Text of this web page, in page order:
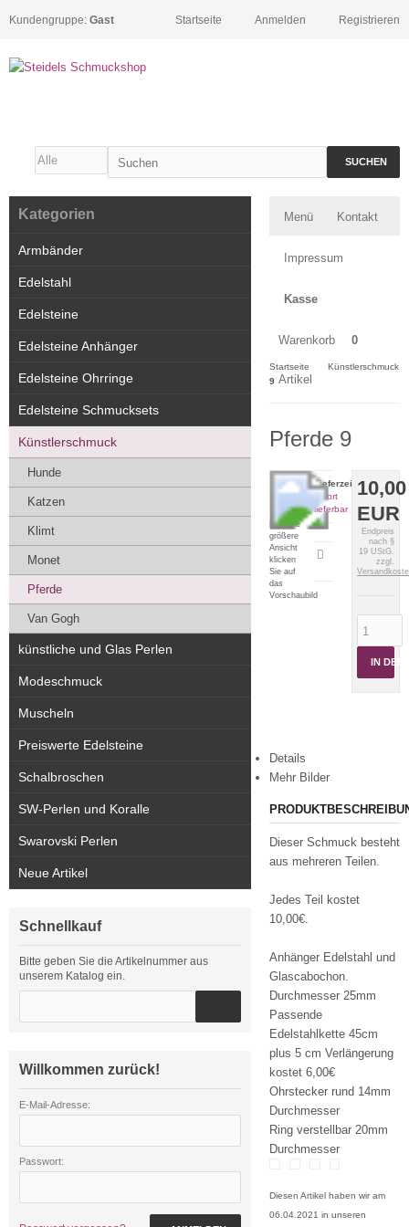
Kundengruppe: Gast Registrieren
Anmelden
Startseite
SUCHEN
Menü Kontakt
Impressum
Kasse
Warenkorb 0
Artikel
Startseite
Künstlerschmuck
9
Pferde 9
Für eine
größere
Ansicht
klicken
Sie auf
das
Vorschaubild
10,00
EUR
Endpreis
nach §
19 UStG.
zzgl.
IN DEN
Lieferzeit:
sofort
lieferbar
Artikeldatenblatt
drucken
Details
Mehr Bilder
Dieser Schmuck besteht
aus mehreren Teilen.
Jedes Teil kostet
10,00€.
Anhänger Edelstahl und
Glascabochon.
Durchmesser 25mm
Passende
Edelstahlkette 45cm
plus 5 cm Verlängerung
kostet 6,00€
Ohrstecker rund 14mm
Durchmesser
Ring verstellbar 20mm
Durchmesser
Diesen Artikel haben wir am
06.04.2021 in unseren
Kategorien
Armbänder
Edelstahl
Edelsteine
Edelsteine Anhänger
Edelsteine Ohrringe
Edelsteine Schmucksets
Künstlerschmuck
Hunde
Katzen
Klimt
Monet
Pferde
Van Gogh
künstliche und Glas Perlen
Modeschmuck
Muscheln
Preiswerte Edelsteine
Schalbroschen
SW-Perlen und Koralle
Swarovski Perlen
Neue Artikel
Schnellkauf
Bitte geben Sie die Artikelnummer aus
unserem Katalog ein.
Willkommen zurück!
E-Mail-Adresse:
Passwort: